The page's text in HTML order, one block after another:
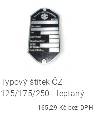
Typový štítek ČZ
125/175/250 - leptaný
165,29 Kč bez DPH